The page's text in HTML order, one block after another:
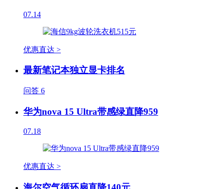
07.14
优惠直达 >
最新笔记本独立显卡排名
问答 6
华为nova 15 Ultra带感绿直降959
07.18
优惠直达 >